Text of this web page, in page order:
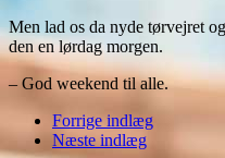
Men lad os da nyde tørvejret
den en lørdag morgen.
– God weekend til alle.
Forrige indlæg
Næste indlæg